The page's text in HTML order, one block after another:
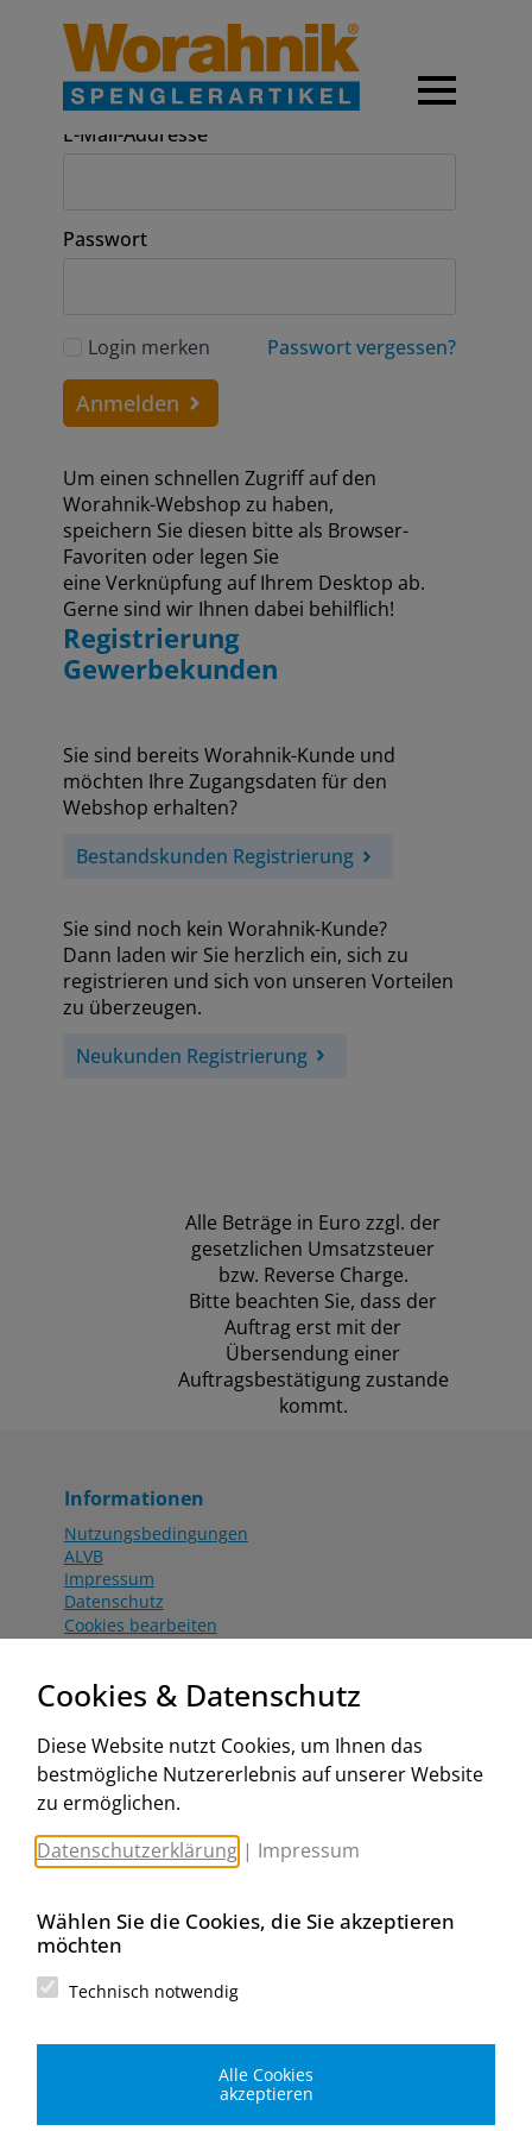
Anmeldung
E-Mail-Addresse
Passwort
Login merken Passwort vergessen?
Anmelden
Um einen schnellen Zugriff auf den
Worahnik-Webshop zu haben,
speichern Sie diesen bitte als Browser-
Favoriten oder legen Sie
eine Verknüpfung auf Ihrem Desktop ab.
Gerne sind wir Ihnen dabei behilflich!
Registrierung
Gewerbekunden
Sie sind bereits Worahnik-Kunde und
möchten Ihre Zugangsdaten für den
Webshop erhalten?
Bestandskunden Registrierung
Sie sind noch kein Worahnik-Kunde?
Dann laden wir Sie herzlich ein, sich zu
registrieren und sich von unseren Vorteilen
zu überzeugen.
Neukunden Registrierung
Alle Beträge in Euro zzgl. der
gesetzlichen Umsatzsteuer
bzw. Reverse Charge.
Bitte beachten Sie, dass der
Auftrag erst mit der
Übersendung einer
Auftragsbestätigung zustande
kommt.
Informationen
Nutzungsbedingungen
ALVB
Impressum
Datenschutz
Cookies bearbeiten
Aktionsbedingungen
www.worahnik.at
Zentrale Köttlach
Michael Worahnik GmbH
Spenglerartikel
Industriestraße 90, Köttlach
Filiale Wien
Spenglerartikel
Cookies & Datenschutz
Diese Website nutzt Cookies, um Ihnen das
bestmögliche Nutzererlebnis auf unserer Website
zu ermöglichen.
Datenschutzerklärung | Impressum
Wählen Sie die Cookies, die Sie akzeptieren
möchten
Technisch notwendig
Alle Cookies
akzeptieren